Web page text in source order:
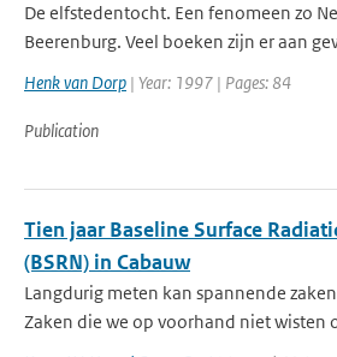
De elfstedentocht. Een fenomeen zo
Beerenburg. Veel boeken zijn er aan
Henk van Dorp | Year: 1997 | Pages: 84
Publication
Tien jaar Baseline Surface
(BSRN) in Cabauw
Langdurig meten kan spannende
Zaken die we op voorhand niet wisten